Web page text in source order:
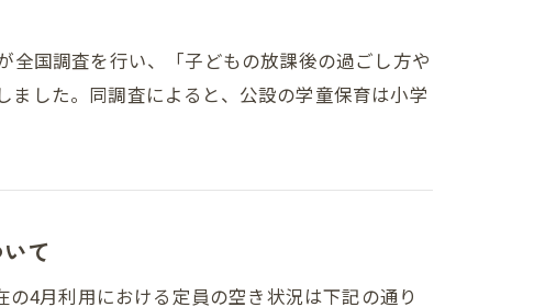
全国調査を行い、「子どもの放課後の過ごし方や
した。同調査によると、公設の学童保育は小学
て
4月利用における定員の空き状況は下記の通り